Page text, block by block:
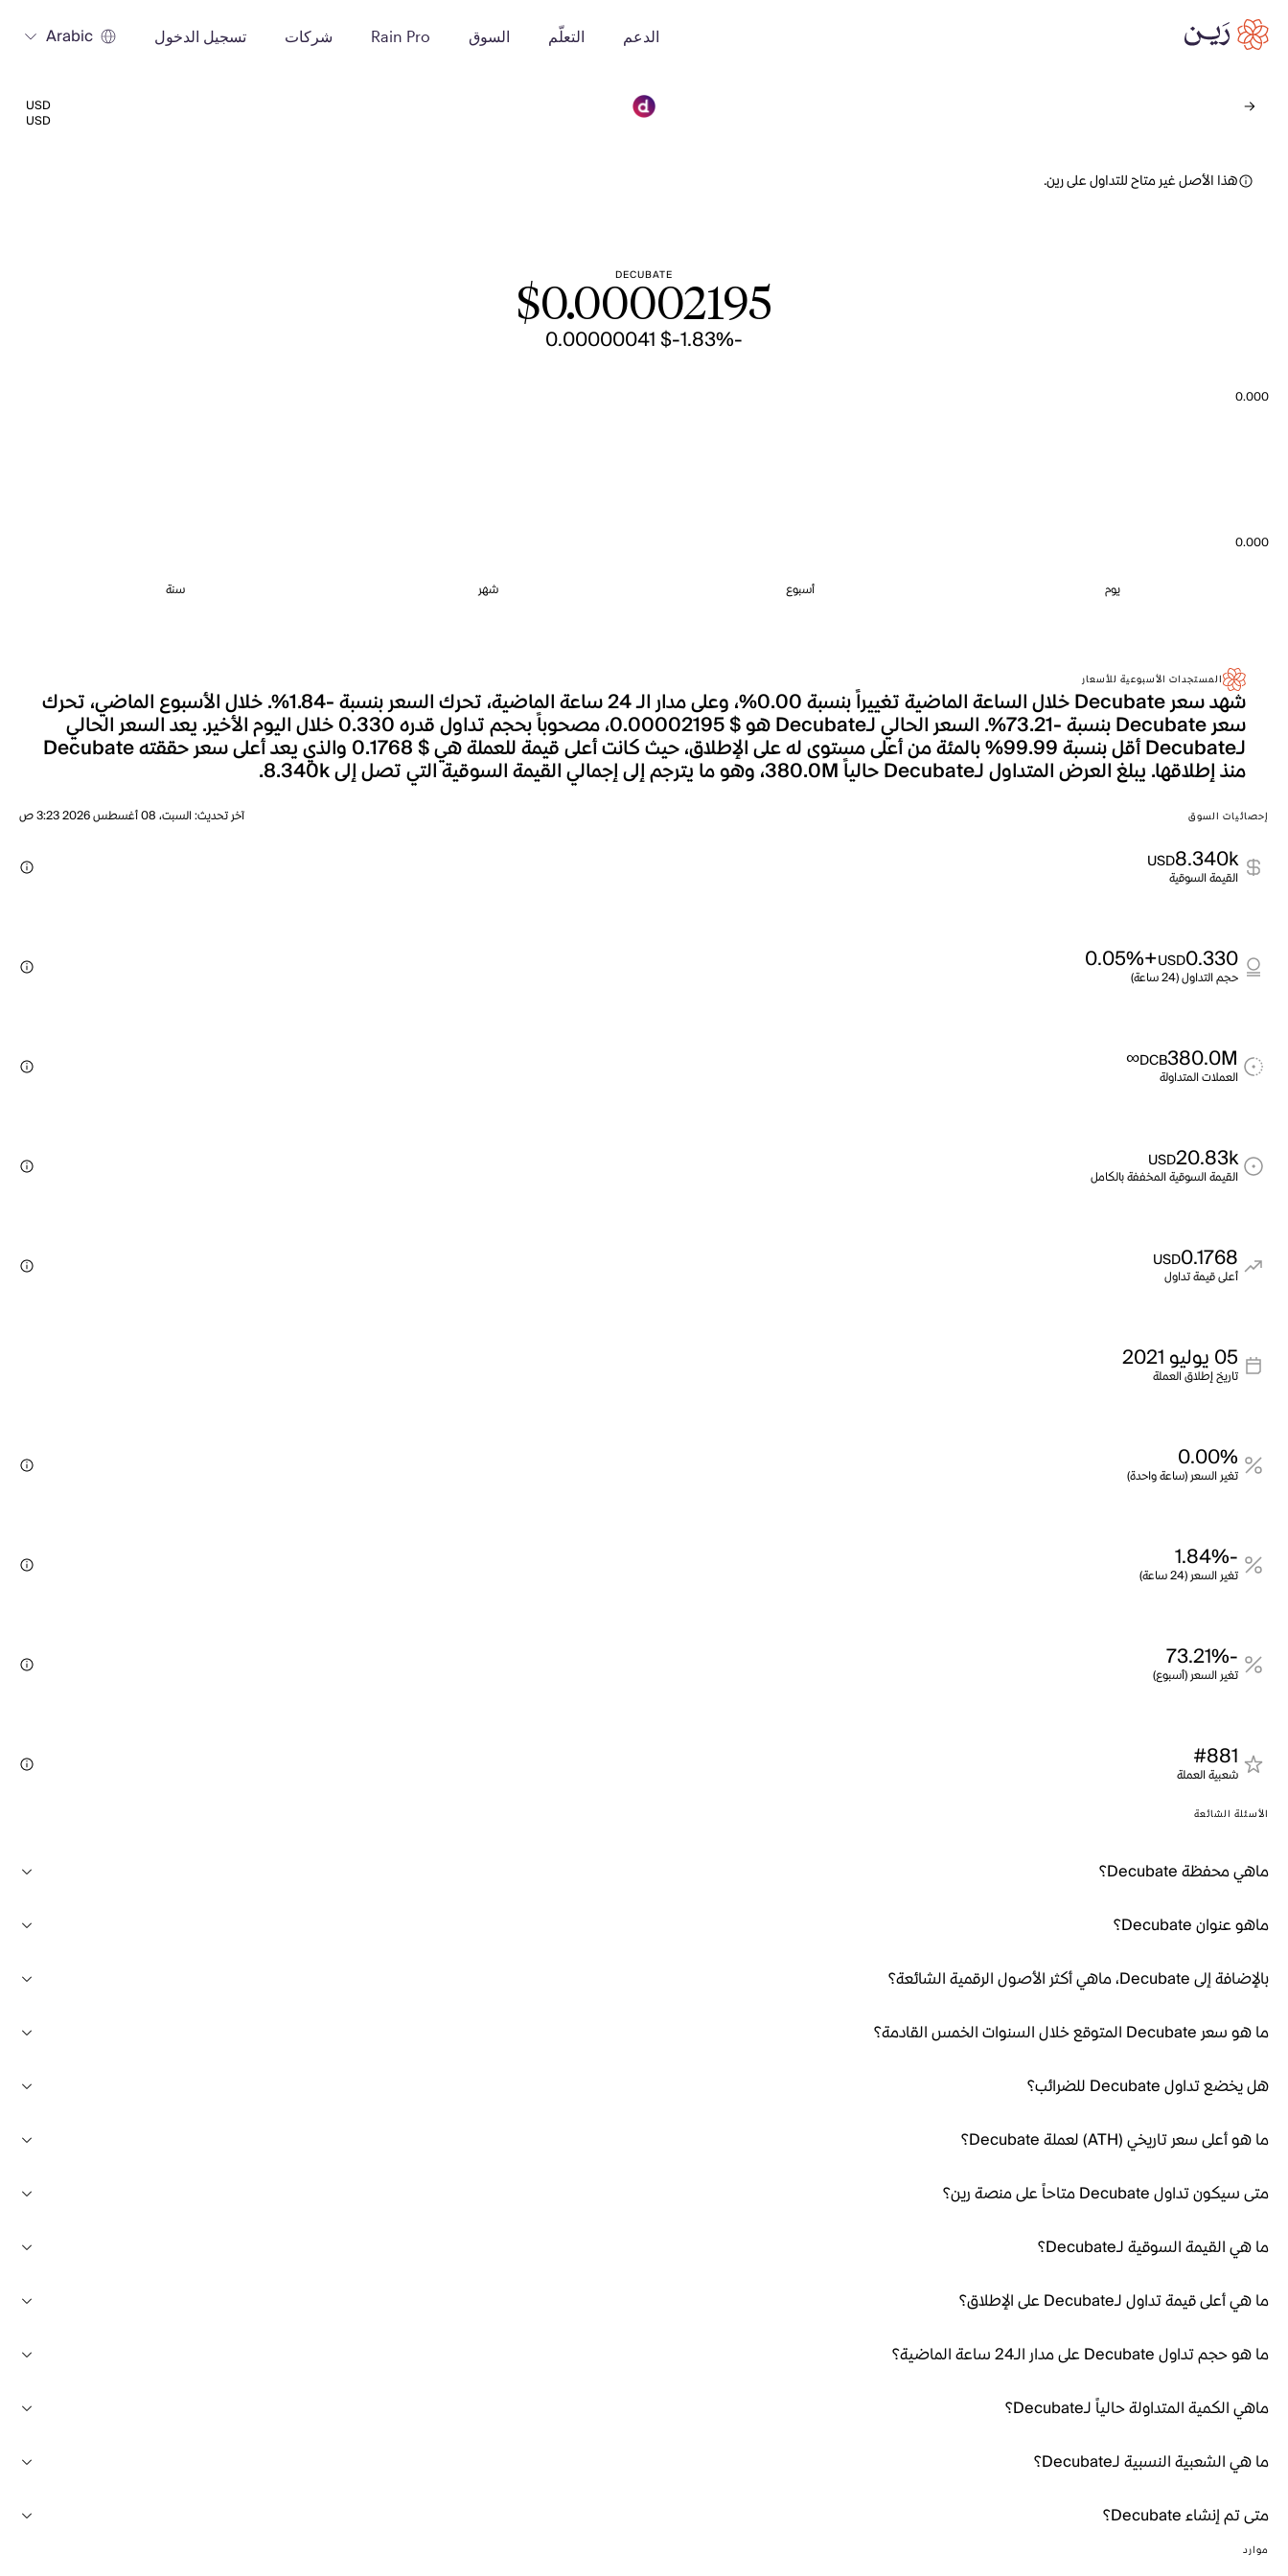
الدعم التعلّم السوق Rain Pro شركات تسجيل الدخول Arabic
USD
USD
هذا الأصل غير متاح للتداول على رين.
DECUBATE
$0.00002195
-1.83%
-$ 0.00000041
0.000
0.000
يوم أسبوع شهر سنة
المستجدات الأسبوعية للأسعار
شهد سعر Decubate خلال الساعة الماضية تغييراً بنسبة 0.00%، وعلى مدار الـ 24 ساعة الماضية، تحرك السعر بنسبة -1.84%. خلال الأسبوع الماضي، تحرك
سعر Decubate بنسبة -73.21%. السعر الحالي لـDecubate هو $ 0.00002195، مصحوباً بحجم تداول قدره 0.330 خلال اليوم الأخير. يعد السعر الحالي
لـDecubate أقل بنسبة 99.99% بالمئة من أعلى مستوى له على الإطلاق، حيث كانت أعلى قيمة للعملة هي $ 0.1768 والذي يعد أعلى سعر حققته Decubate
منذ إطلاقها. يبلغ العرض المتداول لـDecubate حالياً 380.0M، وهو ما يترجم إلى إجمالي القيمة السوقية التي تصل إلى 8.340k.
إحصائيات السوق آخر تحديث:السبت، 08 أغسطس 2026 3:23 ص
8.340k
USD
القيمة السوقية
0.330
USD
+0.05%
حجم التداول (24 ساعة)
380.0M
DCB
∞
العملات المتداولة
20.83k
USD
القيمة السوقية المخففة بالكامل
0.1768
USD
أعلى قيمة تداول
05 يوليو 2021
تاريخ إطلاق العملة
0.00%
تغير السعر (ساعة واحدة)
-1.84%
تغير السعر (24 ساعة)
-73.21%
تغير السعر (أسبوع)
#881
شعبية العملة
الأسئلة الشائعة
ماهي محفظة Decubate؟
ماهو عنوان Decubate؟
بالإضافة إلى Decubate، ماهي أكثر الأصول الرقمية الشائعة؟
ما هو سعر Decubate المتوقع خلال السنوات الخمس القادمة؟
هل يخضع تداول Decubate للضرائب؟
ما هو أعلى سعر تاريخي (ATH) لعملة Decubate؟
متى سيكون تداول Decubate متاحاً على منصة رين؟
ما هي القيمة السوقية لـDecubate؟
ما هي أعلى قيمة تداول لـDecubate على الإطلاق؟
ما هو حجم تداول Decubate على مدار الـ24 ساعة الماضية؟
ماهي الكمية المتداولة حالياً لـDecubate؟
ما هي الشعبية النسبية لـDecubate؟
متى تم إنشاء Decubate؟
موارد